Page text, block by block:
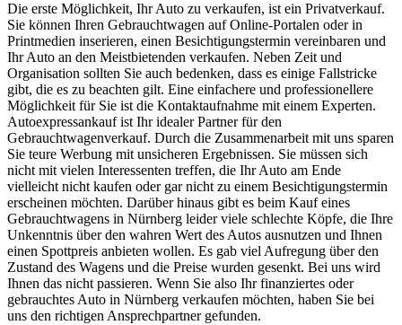
Die erste Möglichkeit, Ihr Auto zu verkaufen, ist ein Privatverkauf.
Sie können Ihren Gebrauchtwagen auf Online-Portalen oder in
Printmedien inserieren, einen Besichtigungstermin vereinbaren und
Ihr Auto an den Meistbietenden verkaufen. Neben Zeit und
Organisation sollten Sie auch bedenken, dass es einige Fallstricke
gibt, die es zu beachten gilt. Eine einfachere und professionellere
Möglichkeit für Sie ist die Kontaktaufnahme mit einem Experten.
Autoexpressankauf ist Ihr idealer Partner für den
Gebrauchtwagenverkauf. Durch die Zusammenarbeit mit uns sparen
Sie teure Werbung mit unsicheren Ergebnissen. Sie müssen sich
nicht mit vielen Interessenten treffen, die Ihr Auto am Ende
vielleicht nicht kaufen oder gar nicht zu einem Besichtigungstermin
erscheinen möchten. Darüber hinaus gibt es beim Kauf eines
Gebrauchtwagens in Nürnberg leider viele schlechte Köpfe, die Ihre
Unkenntnis über den wahren Wert des Autos ausnutzen und Ihnen
einen Spottpreis anbieten wollen. Es gab viel Aufregung über den
Zustand des Wagens und die Preise wurden gesenkt. Bei uns wird
Ihnen das nicht passieren. Wenn Sie also Ihr finanziertes oder
gebrauchtes Auto in Nürnberg verkaufen möchten, haben Sie bei
uns den richtigen Ansprechpartner gefunden.